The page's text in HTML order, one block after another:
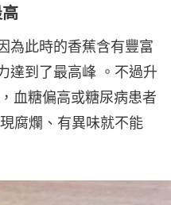
為此時的香蕉含有豐富
達到了最高峰 。不過升
血糖偏高或糖尿病患者
腐爛、有異味就不能